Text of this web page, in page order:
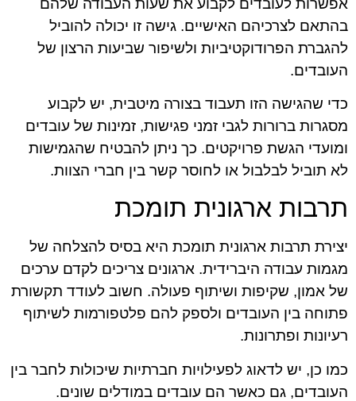
אפשרות לעובדים לקבוע את שעות העבודה שלהם
בהתאם לצרכיהם האישיים. גישה זו יכולה להוביל
להגברת הפרודוקטיביות ולשיפור שביעות הרצון של
העובדים.
כדי שהגישה הזו תעבוד בצורה מיטבית, יש לקבוע
מסגרות ברורות לגבי זמני פגישות, זמינות של עובדים
ומועדי הגשת פרויקטים. כך ניתן להבטיח שהגמישות
לא תוביל לבלבול או לחוסר קשר בין חברי הצוות.
תרבות ארגונית תומכת
יצירת תרבות ארגונית תומכת היא בסיס להצלחה של
מגמות עבודה היברידית. ארגונים צריכים לקדם ערכים
של אמון, שקיפות ושיתוף פעולה. חשוב לעודד תקשורת
פתוחה בין העובדים ולספק להם פלטפורמות לשיתוף
רעיונות ופתרונות.
כמו כן, יש לדאוג לפעילויות חברתיות שיכולות לחבר בין
העובדים, גם כאשר הם עובדים במודלים שונים.